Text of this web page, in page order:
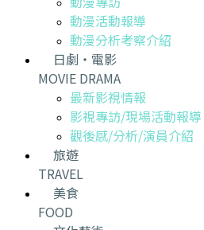
動漫活動報導
動漫分析考察介紹
日劇・電影
MOVIE DRAMA
最新影視情報
影視專訪/現場活動報導
觀後感/分析/演員介紹
旅遊
TRAVEL
美食
FOOD